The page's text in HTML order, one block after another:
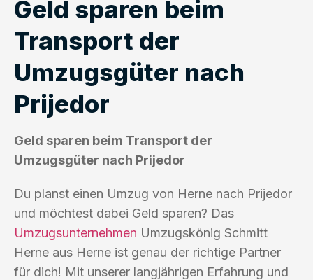
Geld sparen beim
Transport der
Umzugsgüter nach
Prijedor
Geld sparen beim Transport der
Umzugsgüter nach Prijedor
Du planst einen Umzug von Herne nach Prijedor
und möchtest dabei Geld sparen? Das
Umzugsunternehmen Umzugskönig Schmitt
Herne aus Herne ist genau der richtige Partner
für dich! Mit unserer langjährigen Erfahrung und